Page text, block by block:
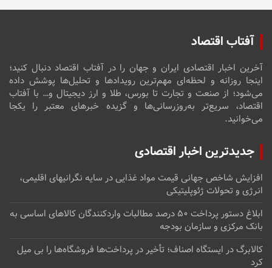
آفتاب اقتصاد
آخرین اخبار اقتصادی ایران و جهان را در آفتاب اقتصاد دنبال کنید؛
اینجا روزانه و لحظه‌ای مهم‌ترین رویدادها و تحلیل‌ها پوشش داده
می‌شود؛ از صنعت و تجارت تا بورس، طلا و ارز دیجیتال و… با آفتاب
اقتصاد، سریع‌تر به‌روزرسانی‌ها و گزیده خبرهای معتبر را یکجا
می‌خوانید.
جدیدترین اخبار اقتصادی
افزایش شاخص جهانی قیمت مواد غذایی در سایه نگرانیهای اقلیمی،
انرژی و تحولات ژئوپلیتیکی
ابلاغ دستور پرداخت ۵۰ درصد مطالبات واردکنندگان کالاهای اساسی به
بانک مرکزی و سازمان بودجه
کالابرگ در ایستگاه اصناف؛ تأخیر در پرداخت‌ها فروشگاه‌ها را بی میل
کرد